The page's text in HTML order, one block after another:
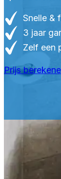
Snelle &
3 jaar
Zelf een
Prijs